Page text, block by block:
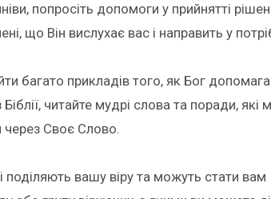
попросіть допомоги у прийнятті
що Він вислухає вас і направить у
багато прикладів того, як Бог
читайте мудрі слова та поради, які
через Своє Слово.
поділяють вашу віру та можуть стати вам